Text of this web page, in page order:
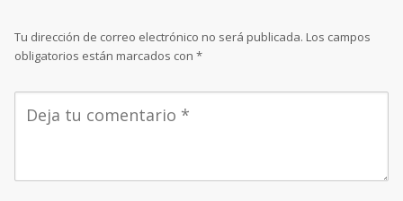
Tu dirección de correo electrónico no será publicada. Los campos
obligatorios están marcados con *